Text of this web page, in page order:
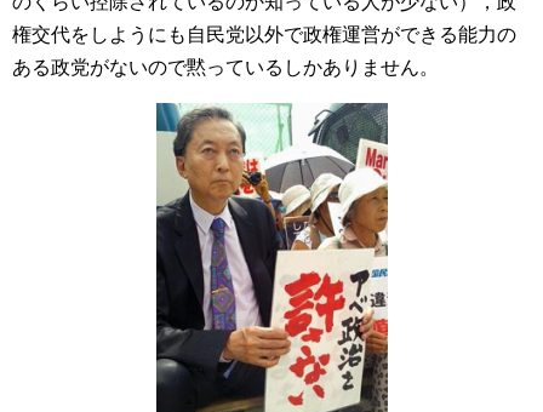
権交代をしようにも自民党以外で政権運営ができる能力の
ある政党がないので黙っているしかありません。